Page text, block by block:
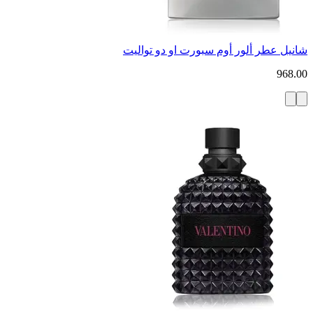
شانيل عطر ألور أوم سبورت او دو تواليت
968.00